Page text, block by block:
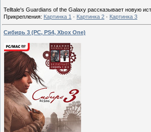
Telltale's Guardians of the Galaxy рассказывает новую
Прикрепления: Картинка 1 · Картинка 2 · Картинка 3
Сибирь 3 (PC, PS4, Xbox One)